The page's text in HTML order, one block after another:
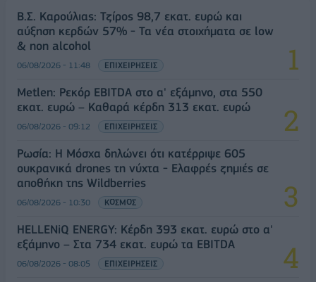
Β.Σ. Καρούλιας: Τζίρος 98,7 εκατ. ευρώ και
αύξηση κερδών 57% - Τα νέα στοιχήματα σε low
& non alcohol
06/08/2026 - 11:48 ΕΠΙΧΕΙΡΗΣΕΙΣ
Metlen: Ρεκόρ EBITDA στο α' εξάμηνο, στα 550
εκατ. ευρώ – Καθαρά κέρδη 313 εκατ. ευρώ
06/08/2026 - 09:12 ΕΠΙΧΕΙΡΗΣΕΙΣ
Ρωσία: Η Μόσχα δηλώνει ότι κατέρριψε 605
ουκρανικά drones τη νύχτα - Ελαφρές ζημιές σε
αποθήκη της Wildberries
06/08/2026 - 10:30 ΚΟΣΜΟΣ
HELLENiQ ENERGY: Κέρδη 393 εκατ. ευρώ στο α'
εξάμηνο – Στα 734 εκατ. ευρώ τα EBITDA
06/08/2026 - 08:05 ΕΠΙΧΕΙΡΗΣΕΙΣ